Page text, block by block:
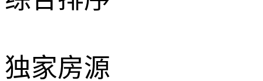
独家房源